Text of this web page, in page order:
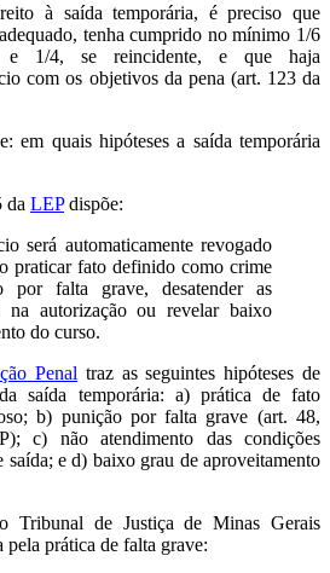
à saída temporária, é preciso que
tenha cumprido no mínimo 1/6
e 1/4, se reincidente, e que haja
com os objetivos da pena (art. 123 da
em quais hipóteses a saída temporária
da LEPdispõe:
será automaticamente revogado
praticar fato definido como crime
por falta grave, desatender as
na autorização ou revelar baixo
do curso.
Penal traz as seguintes hipóteses de
saída temporária: a) prática de fato
b) punição por falta grave (art. 48,
c) não atendimento das condições
saída; e d) baixo grau de aproveitamento
Tribunal de Justiça de Minas Gerais
pela prática de falta grave: